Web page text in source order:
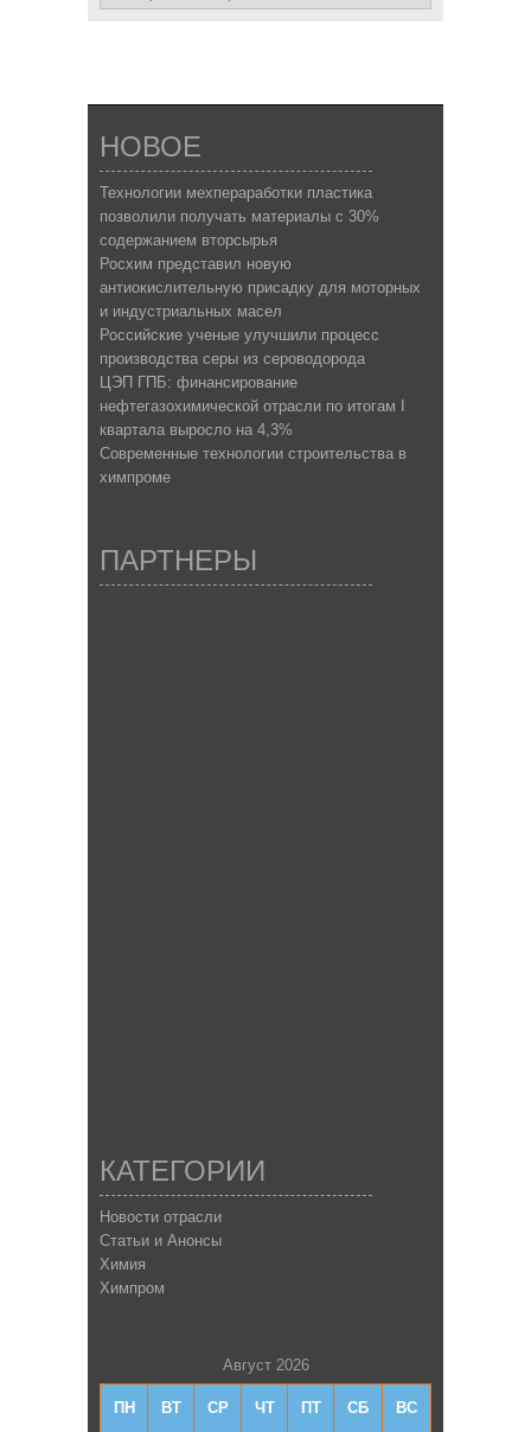
НОВОЕ
Технологии мехпераработки пластика
позволили получать материалы с 30%
содержанием вторсырья
Росхим представил новую
антиокислительную присадку для моторных
и индустриальных масел
Российские ученые улучшили процесс
производства серы из сероводорода
ЦЭП ГПБ: финансирование
нефтегазохимической отрасли по итогам I
квартала выросло на 4,3%
Современные технологии строительства в
химпроме
ПАРТНЕРЫ
КАТЕГОРИИ
Новости отрасли
Статьи и Анонсы
Химия
Химпром
Август 2026
ПН ВТ СР ЧТ ПТ СБ ВС